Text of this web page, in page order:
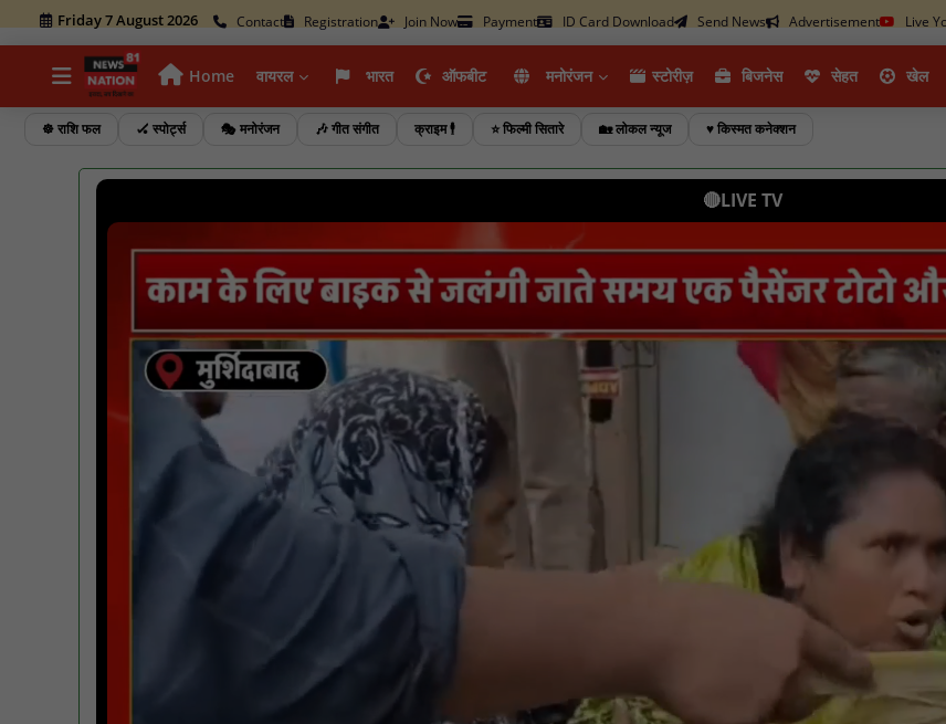
Friday 7 August 2026 Contact Registration Join Now Payment ID Card Download Send News Advertisement Live
Home वायरल भारत ऑफबीट मनोरंजन स्टोरीज़ ब‍िजनेस सेहत खेल
☸️ राशि फल 🏑 स्पोर्ट्स 🎭 मनोरंजन 🎶 गीत संगीत क्राइम 🕴️ ⭐ फिल्मी सितारे 🏡 लोकल न्यूज ♥️ किस्मत कनेक्शन
🔴LIVE TV